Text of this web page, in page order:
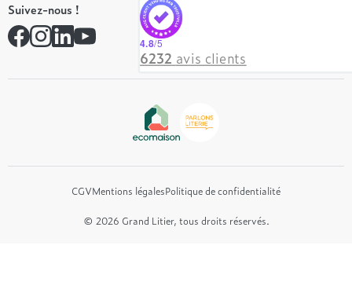
Rejoindre notre réseau
Contactez-nous
André Renault
Simmons
Hôtel & Lodge
Suivez-nous !
4.8/5
6232 avis clients
CGVMentions légalesPolitique de confidentialité
© 2026 Grand Litier, tous droits réservés.